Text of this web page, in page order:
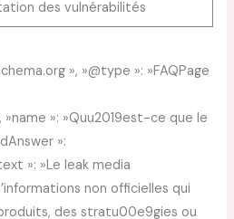
des vulnérabilités
», »@type »: »FAQPage
»name »: »Quu2019est-ce que le
»:
»: »Le leak media
non officielles qui
des stratu00e9gies ou